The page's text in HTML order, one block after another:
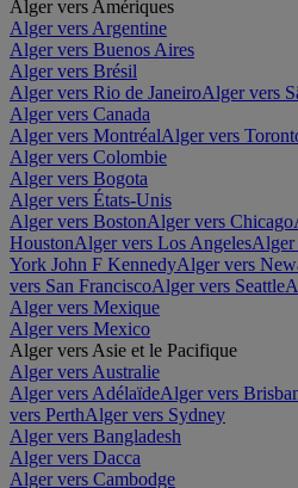
Alger vers Amériques
Alger vers Argentine
Alger vers Buenos Aires
Alger vers Brésil
Alger vers Rio de JaneiroAlger vers
Alger vers Canada
Alger vers MontréalAlger vers
Alger vers Colombie
Alger vers Bogota
Alger vers États-Unis
Alger vers BostonAlger vers Chicago
HoustonAlger vers Los AngelesAlger
York John F KennedyAlger vers
vers San FranciscoAlger vers Seattle
Alger vers Mexique
Alger vers Mexico
Alger vers Asie et le Pacifique
Alger vers Australie
Alger vers AdélaïdeAlger vers
vers PerthAlger vers Sydney
Alger vers Bangladesh
Alger vers Dacca
Alger vers Cambodge